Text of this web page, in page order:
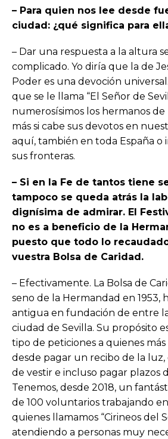
– Para quien nos lee desde
ciudad: ¿qué significa para
– Dar una respuesta a la altura
complicado. Yo diría que la de
Poder es una devoción
que se le llama “El Señor de
numerosísimos los hermanos
más si cabe sus devotos en
aquí, también en toda España o
sus fronteras.
– Si en la Fe de tantos tiene
tampoco se queda atrás la
dignísima de admirar. El
no es a beneficio de la
puesto que todo lo
vuestra Bolsa de Caridad.
– Efectivamente. La Bolsa de
seno de la Hermandad en 1953,
antigua en fundación de entre
ciudad de Sevilla. Su propósito
tipo de peticiones a quienes
desde pagar un recibo de la luz,
de vestir e incluso pagar plazos
Tenemos, desde 2018, un
de 100 voluntarios trabajando en
quienes llamamos “Cirineos del
atendiendo a personas muy